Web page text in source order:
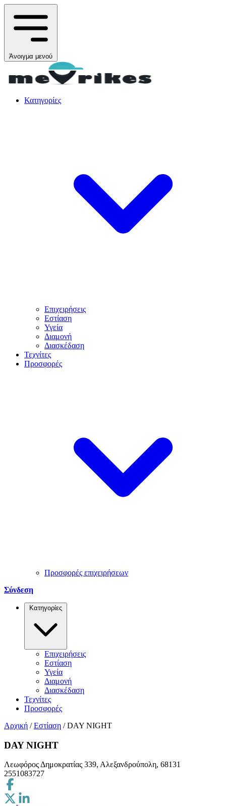
Άνοιγμα μενού
Κατηγορίες
Επιχειρήσεις
Εστίαση
Υγεία
Διαμονή
Διασκέδαση
Τεχνίτες
Προσφορές
Προσφορές επιχειρήσεων
Σύνδεση
Κατηγορίες
Επιχειρήσεις
Εστίαση
Υγεία
Διαμονή
Διασκέδαση
Τεχνίτες
Προσφορές
Αρχική / Εστίαση / DAY NIGHT
DAY NIGHT
Λεωφόρος Δημοκρατίας 339, Αλεξανδρούπολη, 68131
2551083727